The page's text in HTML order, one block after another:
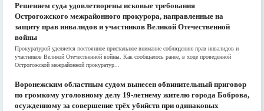
Решением суда удовлетворены исковые требования
Острогожского межрайонного прокурора, направленные на
защиту прав инвалидов и участников Великой Отечественной
войны
Прокуратурой уделяется постоянное пристальное внимание соблюдению прав инвалидов и
участников Великой Отечественной войны. Как сообщалось ранее, в ходе проведенной
Острогожской межрайонной прокуратур...
Воронежским областным судом вынесен обвинительный приговор
по громкому уголовному делу 19-летнему жителю города Боброва,
осужденному за совершение трёх убийств при одинаковых